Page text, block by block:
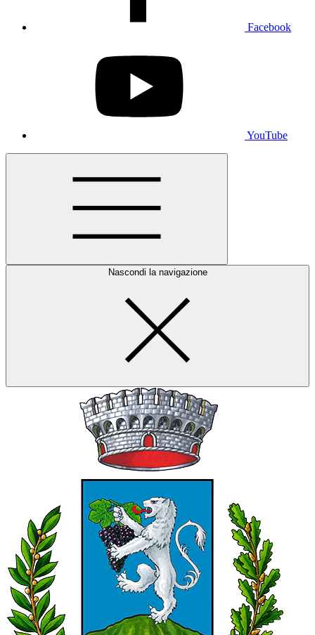
Facebook
YouTube
Nascondi la navigazione